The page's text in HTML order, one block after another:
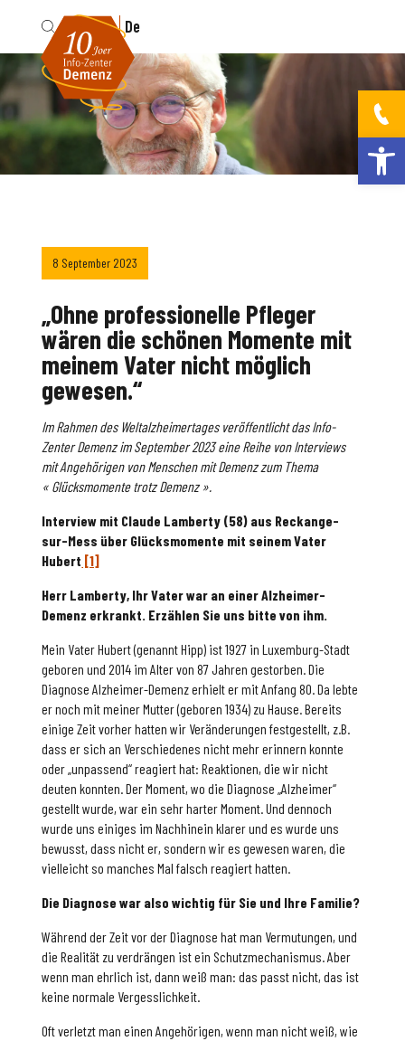
Fr De
8 September 2023
„Ohne professionelle Pfleger
wären die schönen Momente mit
meinem Vater nicht möglich
gewesen.“
Im Rahmen des Weltalzheimertages veröffentlicht das Info-
Zenter Demenz im September 2023 eine Reihe von Interviews
mit Angehörigen von Menschen mit Demenz zum Thema
« Glücksmomente trotz Demenz ».
Interview mit Claude Lamberty (58) aus Reckange-
sur-Mess über Glücksmomente mit seinem Vater
Hubert [1]
Herr Lamberty, Ihr Vater war an einer Alzheimer-
Demenz erkrankt. Erzählen Sie uns bitte von ihm.
Mein Vater Hubert (genannt Hipp) ist 1927 in Luxemburg-Stadt
geboren und 2014 im Alter von 87 Jahren gestorben. Die
Diagnose Alzheimer-Demenz erhielt er mit Anfang 80. Da lebte
er noch mit meiner Mutter (geboren 1934) zu Hause. Bereits
einige Zeit vorher hatten wir Veränderungen festgestellt, z.B.
dass er sich an Verschiedenes nicht mehr erinnern konnte
oder „unpassend“ reagiert hat: Reaktionen, die wir nicht
deuten konnten. Der Moment, wo die Diagnose „Alzheimer“
gestellt wurde, war ein sehr harter Moment. Und dennoch
wurde uns einiges im Nachhinein klarer und es wurde uns
bewusst, dass nicht er, sondern wir es gewesen waren, die
vielleicht so manches Mal falsch reagiert hatten.
Die Diagnose war also wichtig für Sie und Ihre Familie?
Während der Zeit vor der Diagnose hat man Vermutungen, und
die Realität zu verdrängen ist ein Schutzmechanismus. Aber
wenn man ehrlich ist, dann weiß man: das passt nicht, das ist
keine normale Vergesslichkeit.
Oft verletzt man einen Angehörigen, wenn man nicht weiß, wie